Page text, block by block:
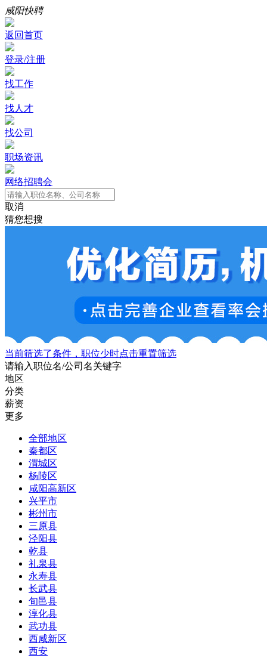
咸阳快聘
返回首页
登录/注册
找工作
找人才
找公司
职场资讯
网络招聘会
取消
猜您想搜
当前筛选了条件，职位少时点击重置筛选
请输入职位名/公司名关键字
地区
分类
薪资
更多
全部地区
秦都区
渭城区
杨陵区
咸阳高新区
兴平市
彬州市
三原县
泾阳县
乾县
礼泉县
永寿县
长武县
旬邑县
淳化县
武功县
西咸新区
西安